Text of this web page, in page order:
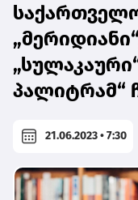
პალიტრამ“
21.06.2023 • 7:30